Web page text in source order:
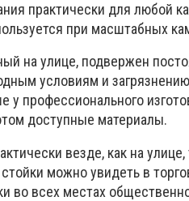
практически для любой
при масштабных
на улице, подвержен
условиям и
у профессионального
доступные материалы.
везде, как на
можно увидеть в
во всех местах